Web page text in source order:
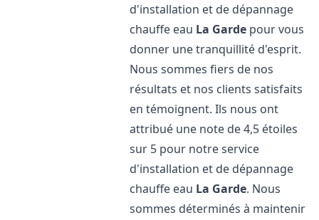
d'installation et de dépannage
chauffe eau La Garde pour vous
donner une tranquillité d'esprit.
Nous sommes fiers de nos
résultats et nos clients satisfaits
en témoignent. Ils nous ont
attribué une note de 4,5 étoiles
sur 5 pour notre service
d'installation et de dépannage
chauffe eau La Garde. Nous
sommes déterminés à maintenir